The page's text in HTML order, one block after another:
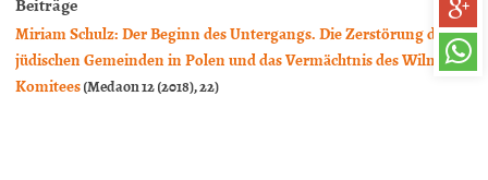
Miriam Schulz: Der Beginn des Untergangs. Die Zerstörung der
jüdischen Gemeinden in Polen und das Vermächtnis des Wilnaer
Komitees(Medaon 12 (2018), 22)